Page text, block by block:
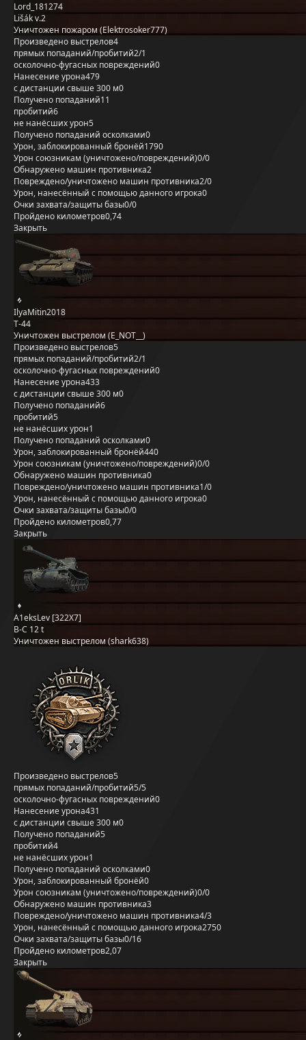
Lord_181274
Lišák v.2
Уничтожен пожаром (Elektrosoker777)
Произведено выстрелов4
прямых попаданий/пробитий2/1
осколочно-фугасных повреждений0
Нанесение урона479
с дистанции свыше 300 м0
Получено попаданий11
пробитий6
не нанёсших урон5
Получено попаданий осколками0
Урон, заблокированный бронёй1790
Урон союзникам (уничтожено/повреждений)0/0
Обнаружено машин противника2
Повреждено/уничтожено машин противника2/0
Урон, нанесённый с помощью данного игрока0
Очки захвата/защиты базы0/0
Пройдено километров0,74
Закрыть
IlyaMitin2018
Т-44
Уничтожен выстрелом (E_NOT__)
Произведено выстрелов5
прямых попаданий/пробитий2/1
осколочно-фугасных повреждений0
Нанесение урона433
с дистанции свыше 300 м0
Получено попаданий6
пробитий5
не нанёсших урон1
Получено попаданий осколками0
Урон, заблокированный бронёй440
Урон союзникам (уничтожено/повреждений)0/0
Обнаружено машин противника0
Повреждено/уничтожено машин противника1/0
Урон, нанесённый с помощью данного игрока0
Очки захвата/защиты базы0/0
Пройдено километров0,77
Закрыть
A1eksLev [322X7]
B-C 12 t
Уничтожен выстрелом (shark638)
Произведено выстрелов5
прямых попаданий/пробитий5/5
осколочно-фугасных повреждений0
Нанесение урона431
с дистанции свыше 300 м0
Получено попаданий5
пробитий4
не нанёсших урон1
Получено попаданий осколками0
Урон, заблокированный бронёй0
Урон союзникам (уничтожено/повреждений)0/0
Обнаружено машин противника3
Повреждено/уничтожено машин противника4/3
Урон, нанесённый с помощью данного игрока2750
Очки захвата/защиты базы0/16
Пройдено километров2,07
Закрыть